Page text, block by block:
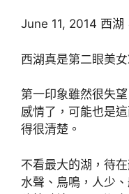
June 11, 2014 西湖
西湖真是第二眼美
第一印象雖然很失
感情了，可能也是
得很清楚。
不看最大的湖，待
水聲、鳥鳴，人少